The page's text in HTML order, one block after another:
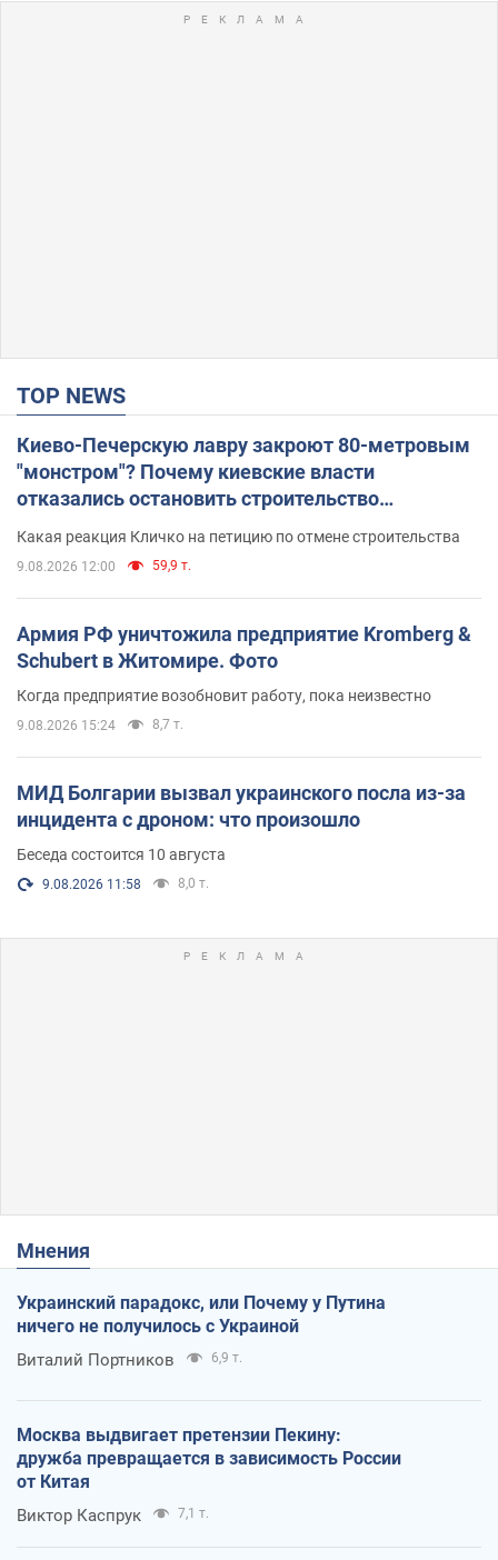
TOP NEWS
Киево-Печерскую лавру закроют 80-метровым
"монстром"? Почему киевские власти
отказались остановить строительство
небоскреба "московского верующего"
Какая реакция Кличко на петицию по отмене строительства
9.08.2026 12:00 59,9 т.
Армия РФ уничтожила предприятие Kromberg &
Schubert в Житомире. Фото
Когда предприятие возобновит работу, пока неизвестно
9.08.2026 15:24 8,7 т.
МИД Болгарии вызвал украинского посла из-за
инцидента с дроном: что произошло
Беседа состоится 10 августа
9.08.2026 11:58 8,0 т.
Мнения
Украинский парадокс, или Почему у Путина
ничего не получилось с Украиной
Виталий Портников 6,9 т.
Москва выдвигает претензии Пекину:
дружба превращается в зависимость России
от Китая
Виктор Каспрук 7,1 т.